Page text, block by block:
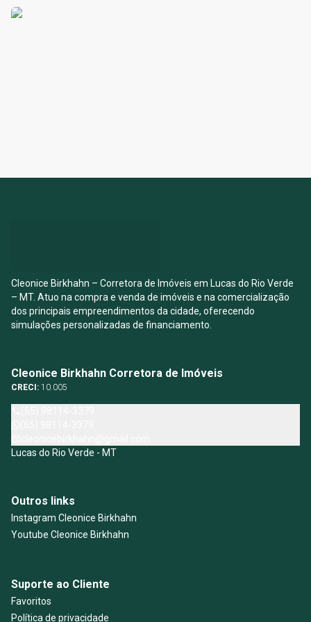
Cleonice Birkhahn – Corretora de Imóveis em Lucas do Rio Verde
– MT. Atuo na compra e venda de imóveis e na comercialização
dos principais empreendimentos da cidade, oferecendo
simulações personalizadas de financiamento.
Cleonice Birkhahn Corretora de Imóveis
CRECI: 10.005
Lucas do Rio Verde - MT
Outros links
Instagram Cleonice Birkhahn
Youtube Cleonice Birkhahn
Suporte ao Cliente
Favoritos
Política de privacidade